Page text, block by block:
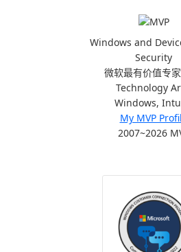
Windows and
Security
微软最有价值专
Technology
Windows,
My MVP
2007~2026